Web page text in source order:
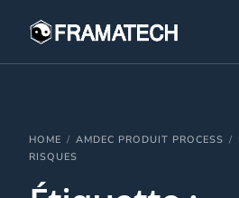
HOME AMDEC PRODUIT PROCESS
RISQUES
Formations
Performance électronique